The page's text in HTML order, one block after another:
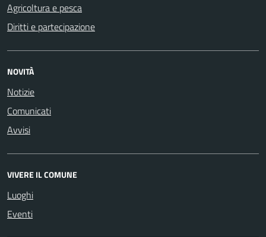
Agricoltura e pesca
Diritti e partecipazione
NOVITÀ
Notizie
Comunicati
Avvisi
VIVERE IL COMUNE
Luoghi
Eventi